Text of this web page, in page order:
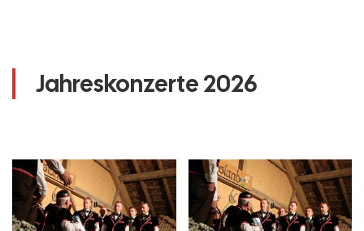
Jahreskonzerte 2026